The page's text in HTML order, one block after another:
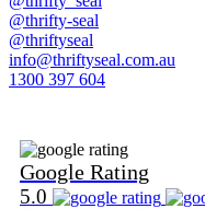
@thrifty-seal
@thriftyseal
info@thriftyseal.com.au
1300 397 604
Google Rating
5.0